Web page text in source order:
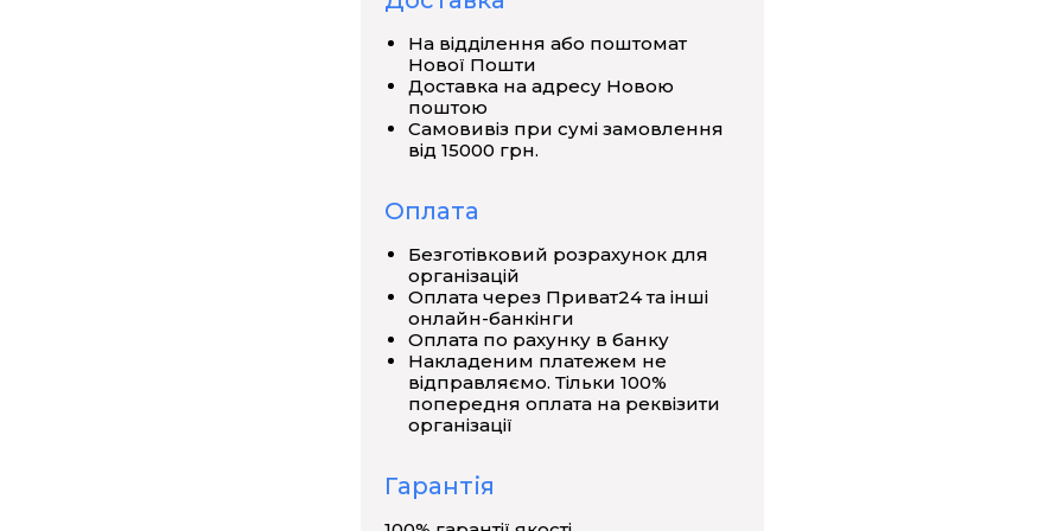
дугоподібний - 1 шт., магніти
На відділення або поштомат
Нової Пошти
Доставка на адресу Новою
поштою
Самовивіз при сумі замовлення
від 15000 грн.
Оплата
Безготівковий розрахунок для
організацій
Оплата через Приват24 та інші
онлайн-банкінги
Оплата по рахунку в банку
Накладеним платежем не
відправляємо. Тільки 100%
попередня оплата на реквізити
організації
Гарантія